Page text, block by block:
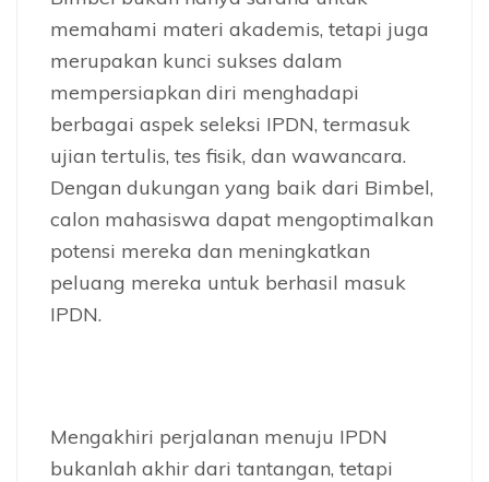
memahami materi akademis, tetapi juga
merupakan kunci sukses dalam
mempersiapkan diri menghadapi
berbagai aspek seleksi IPDN, termasuk
ujian tertulis, tes fisik, dan wawancara.
Dengan dukungan yang baik dari Bimbel,
calon mahasiswa dapat mengoptimalkan
potensi mereka dan meningkatkan
peluang mereka untuk berhasil masuk
IPDN.
Mengakhiri perjalanan menuju IPDN
bukanlah akhir dari tantangan, tetapi